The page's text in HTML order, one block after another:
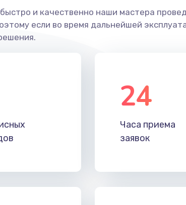
и качественно наши мастера
если во время дальнейшей
24
Часа приема
заявок